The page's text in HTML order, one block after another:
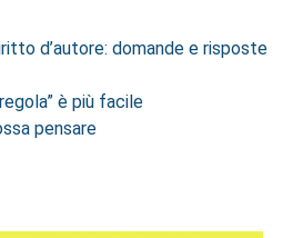
d’autore: domande e risposte
è più facile
pensare